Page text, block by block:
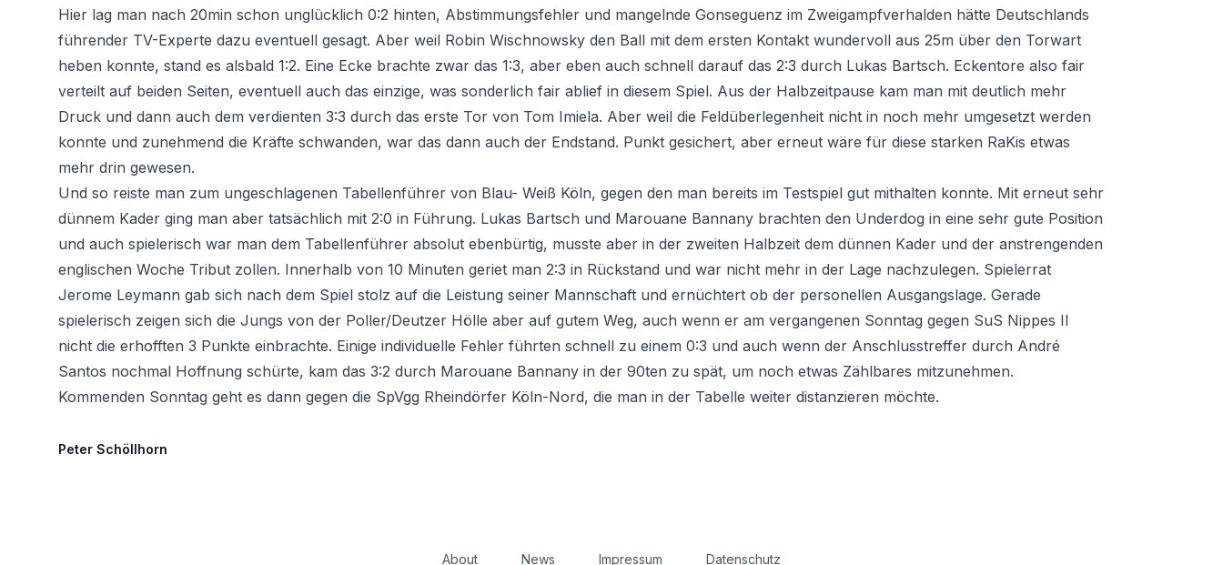
Hier lag man nach 20min schon unglücklich 0:2 hinten, Abstimmungsfehler und mangelnde Gonseguenz im Zweigampfverhalden hätte Deutschlands
führender TV-Experte dazu eventuell gesagt. Aber weil Robin Wischnowsky den Ball mit dem ersten Kontakt wundervoll aus 25m über den Torwart
heben konnte, stand es alsbald 1:2. Eine Ecke brachte zwar das 1:3, aber eben auch schnell darauf das 2:3 durch Lukas Bartsch. Eckentore also fair
verteilt auf beiden Seiten, eventuell auch das einzige, was sonderlich fair ablief in diesem Spiel. Aus der Halbzeitpause kam man mit deutlich mehr
Druck und dann auch dem verdienten 3:3 durch das erste Tor von Tom Imiela. Aber weil die Feldüberlegenheit nicht in noch mehr umgesetzt werden
konnte und zunehmend die Kräfte schwanden, war das dann auch der Endstand. Punkt gesichert, aber erneut wäre für diese starken RaKis etwas
mehr drin gewesen.
Und so reiste man zum ungeschlagenen Tabellenführer von Blau- Weiß Köln, gegen den man bereits im Testspiel gut mithalten konnte. Mit erneut sehr
dünnem Kader ging man aber tatsächlich mit 2:0 in Führung. Lukas Bartsch und Marouane Bannany brachten den Underdog in eine sehr gute Position
und auch spielerisch war man dem Tabellenführer absolut ebenbürtig, musste aber in der zweiten Halbzeit dem dünnen Kader und der anstrengenden
englischen Woche Tribut zollen. Innerhalb von 10 Minuten geriet man 2:3 in Rückstand und war nicht mehr in der Lage nachzulegen. Spielerrat
Jerome Leymann gab sich nach dem Spiel stolz auf die Leistung seiner Mannschaft und ernüchtert ob der personellen Ausgangslage. Gerade
spielerisch zeigen sich die Jungs von der Poller/Deutzer Hölle aber auf gutem Weg, auch wenn er am vergangenen Sonntag gegen SuS Nippes II
nicht die erhofften 3 Punkte einbrachte. Einige individuelle Fehler führten schnell zu einem 0:3 und auch wenn der Anschlusstreffer durch André
Santos nochmal Hoffnung schürte, kam das 3:2 durch Marouane Bannany in der 90ten zu spät, um noch etwas Zählbares mitzunehmen.
Kommenden Sonntag geht es dann gegen die SpVgg Rheindörfer Köln-Nord, die man in der Tabelle weiter distanzieren möchte.
Peter Schöllhorn
About News Impressum Datenschutz